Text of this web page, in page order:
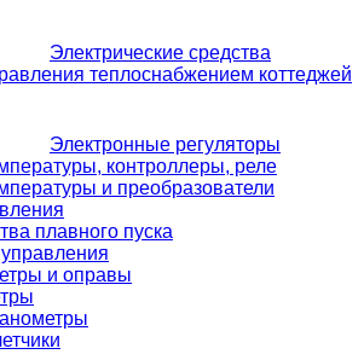
Электрические средства
теплоснабжением коттеджей
Электронные регуляторы
контроллеры, реле
и преобразователи
плавного пуска
и оправы